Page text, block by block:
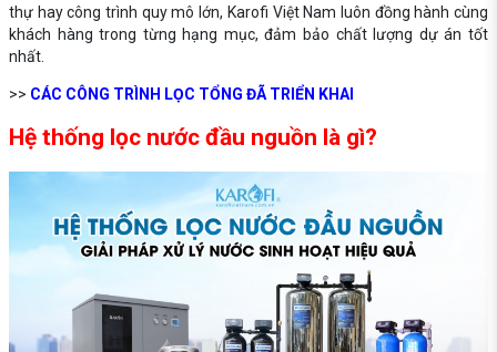
thự hay công trình quy mô lớn, Karofi Việt Nam luôn đồng hành cùng
khách hàng trong từng hạng mục, đảm bảo chất lượng dự án tốt
nhất.
>> CÁC CÔNG TRÌNH LỌC TỔNG ĐÃ TRIỂN KHAI
Hệ thống lọc nước đầu nguồn là gì?